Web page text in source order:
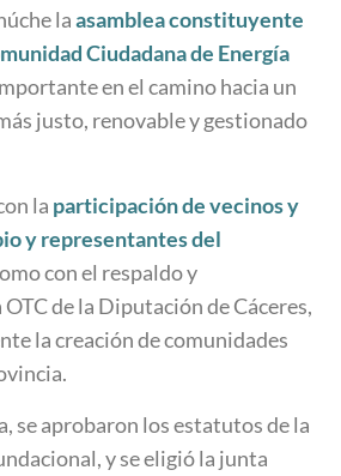
laasamblea constituyente
Ciudadana de Energía
en el camino hacia un
justo, renovable y gestionado
la participación de vecinos y
y representantes del
con el respaldo y
de la Diputación de Cáceres,
la creación de comunidades
se aprobaron los estatutos de la
y se eligió la junta